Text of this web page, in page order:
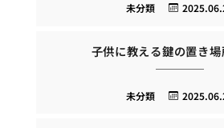
未分類
子供に教える鍵の置き
未分類